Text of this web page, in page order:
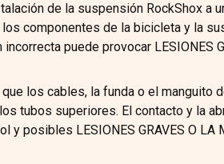
de la suspensión RockShox a
componentes de la bicicleta y la
puede provocar LESIONES
los cables, la funda o el manguito
tubos superiores. El contacto y la
posibles LESIONES GRAVES O LA